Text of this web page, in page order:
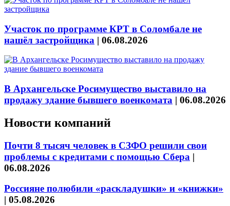
Участок по программе КРТ в Соломбале не
нашёл застройщика | 06.08.2026
В Архангельске Росимущество выставило на
продажу здание бывшего военкомата | 06.08.2026
Новости компаний
Почти 8 тысяч человек в СЗФО решили свои
проблемы с кредитами с помощью Сбера |
06.08.2026
Россияне полюбили «раскладушки» и «книжки»
| 05.08.2026